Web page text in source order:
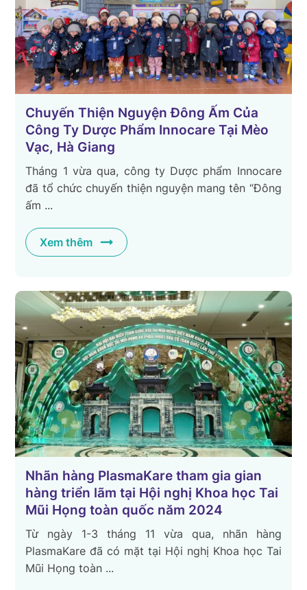
Chuyến Thiện Nguyện Đông Ấm Của
Công Ty Dược Phẩm Innocare Tại Mèo
Vạc, Hà Giang
Tháng 1 vừa qua, công ty Dược phẩm Innocare
đã tổ chức chuyến thiện nguyện mang tên “Đông
ấm ...
Xem thêm
Nhãn hàng PlasmaKare tham gia gian
hàng triển lãm tại Hội nghị Khoa học Tai
Mũi Họng toàn quốc năm 2024
Từ ngày 1-3 tháng 11 vừa qua, nhãn hàng
PlasmaKare đã có mặt tại Hội nghị Khoa học Tai
Mũi Họng toàn ...